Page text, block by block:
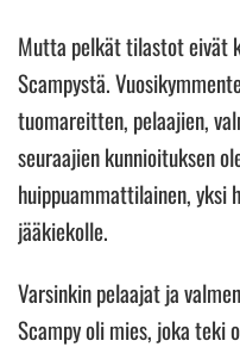
Mutta pelkät tilastot eivät
Scampystä.
tuomareitten, pelaajien,
seuraajien kunnioituksen
huippuammattilainen, yksi
jääkiekolle.
Varsinkin pelaajat ja
Scampy oli mies, joka teki